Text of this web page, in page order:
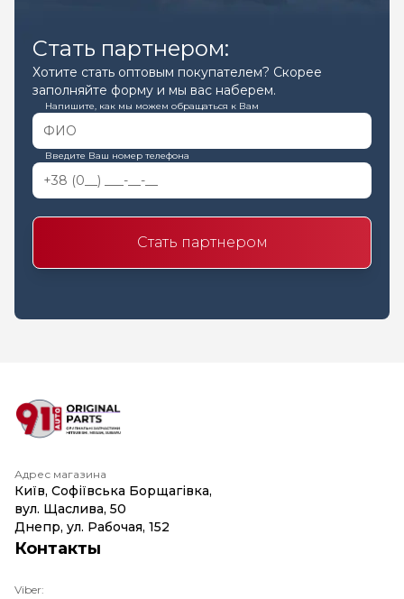
Стать партнером:
Хотите стать оптовым покупателем? Скорее
заполняйте форму и мы вас наберем.
Напишите, как мы можем обращаться к Вам
Введите Ваш номер телефона
Стать партнером
Адрес магазина
Київ, Софіївська Борщагівка,
вул. Щаслива, 50
Днепр, ул. Рабочая, 152
Контакты
Viber: